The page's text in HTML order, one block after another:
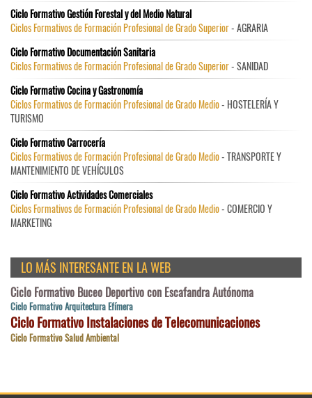
Ciclo Formativo Gestión Forestal y del Medio Natural
Ciclos Formativos de Formación Profesional de Grado Superior- AGRARIA
Ciclo Formativo Documentación Sanitaria
Ciclos Formativos de Formación Profesional de Grado Superior- SANIDAD
Ciclo Formativo Cocina y Gastronomía
Ciclos Formativos de Formación Profesional de Grado Medio- HOSTELERÍA Y
TURISMO
Ciclo Formativo Carrocería
Ciclos Formativos de Formación Profesional de Grado Medio- TRANSPORTE Y
MANTENIMIENTO DE VEHÍCULOS
Ciclo Formativo Actividades Comerciales
Ciclos Formativos de Formación Profesional de Grado Medio- COMERCIO Y
MARKETING
LO MÁS INTERESANTE EN LA WEB
Ciclo Formativo Buceo Deportivo con Escafandra Autónoma
Ciclo Formativo Arquitectura Efímera
Ciclo Formativo Instalaciones de Telecomunicaciones
Ciclo Formativo Salud Ambiental